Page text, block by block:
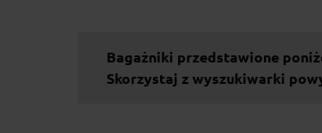
Bagażniki przedstawione
Skorzystaj z wyszukiwarki